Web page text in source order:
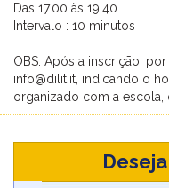
Das 17.00 às 19.40
Intervalo : 10 minutos
OBS: Após a inscriçāo,
info@dilit.it, indicando o
organizado com a